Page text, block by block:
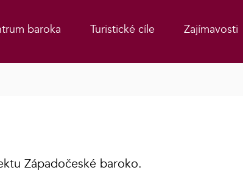
baroka Turistické cíle Zajímavosti
Západočeské baroko.